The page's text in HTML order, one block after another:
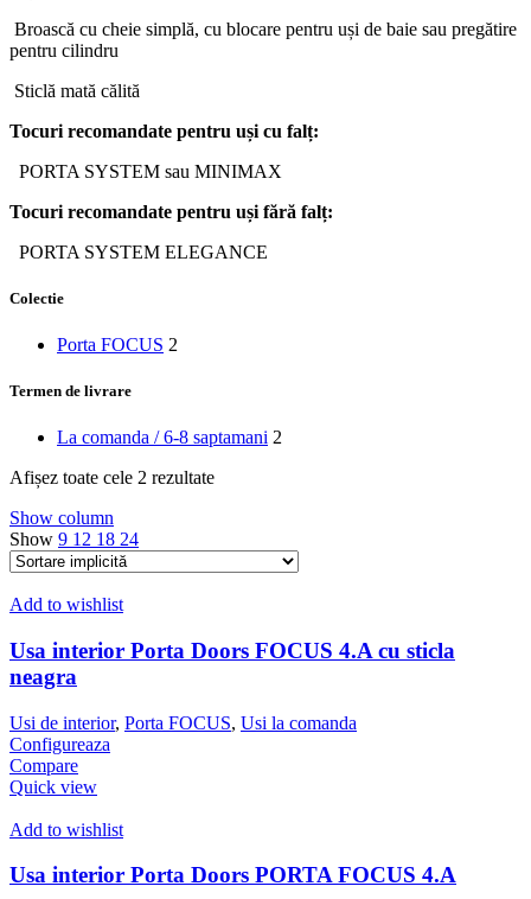
Broască cu cheie simplă, cu blocare pentru uși de baie sau pregătire
pentru cilindru
Sticlă mată călită
Tocuri recomandate pentru uși cu falț:
PORTA SYSTEM sau MINIMAX
Tocuri recomandate pentru uși fără falț:
PORTA SYSTEM ELEGANCE
Colectie
Porta FOCUS 2
Termen de livrare
La comanda / 6-8 saptamani 2
Afișez toate cele 2 rezultate
Show column
Show 9 12 18 24
Add to wishlist
Usa interior Porta Doors FOCUS 4.A cu sticla
neagra
Usi de interior, Porta FOCUS, Usi la comanda
Configureaza
Compare
Quick view
Add to wishlist
Usa interior Porta Doors PORTA FOCUS 4.A